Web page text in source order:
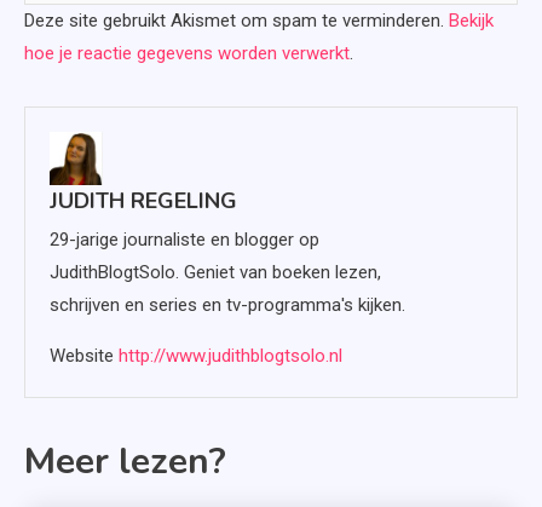
Deze site gebruikt Akismet om spam te verminderen. Bekijk
hoe je reactie gegevens worden verwerkt.
JUDITH REGELING
29-jarige journaliste en blogger op
JudithBlogtSolo. Geniet van boeken lezen,
schrijven en series en tv-programma's kijken.
Website http://www.judithblogtsolo.nl
Meer lezen?